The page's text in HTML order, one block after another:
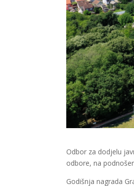
Odbor za dodjelu
odbore, na
Godišnja nagrada